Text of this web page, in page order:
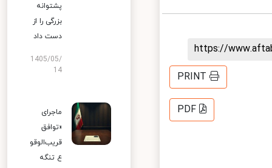
https://
PRINT
PDF
پشتوانه
بزرگی را از
دست داد
1405/05/
14
ماجرای
«توافق
قریب‌الوقو
ع تنگه